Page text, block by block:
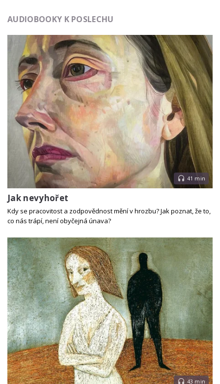
AUDIOBOOKY K POSLECHU
41 min
Jak nevyhořet
Kdy se pracovitost a zodpovědnost mění v hrozbu? Jak poznat, že to,
co nás trápí, není obyčejná únava?
43 min